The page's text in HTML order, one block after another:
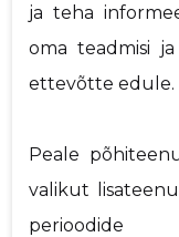
ja teha
oma teadmisi
ettevõtte edule.
Peale
valikut
perioodide